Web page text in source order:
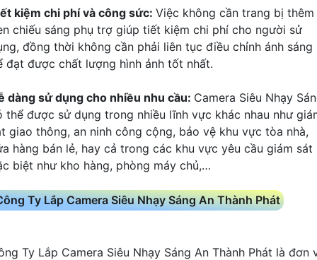
kiệm chi phí và công sức: Việc không cần trang bị thêm
chiếu sáng phụ trợ giúp tiết kiệm chi phí cho người sử
đồng thời không cần phải liên tục điều chỉnh ánh sáng
đạt được chất lượng hình ảnh tốt nhất.
dàng sử dụng cho nhiều nhu cầu: Camera Siêu Nhạy
thể được sử dụng trong nhiều lĩnh vực khác nhau như
giao thông, an ninh công cộng, bảo vệ khu vực tòa nhà,
hàng bán lẻ, hay cả trong các khu vực yêu cầu giám sát
biệt như kho hàng, phòng máy chủ,…
Ty Lắp Camera Siêu Nhạy Sáng An Thành Phát
Ty Lắp Camera Siêu Nhạy Sáng An Thành Phát là đơn